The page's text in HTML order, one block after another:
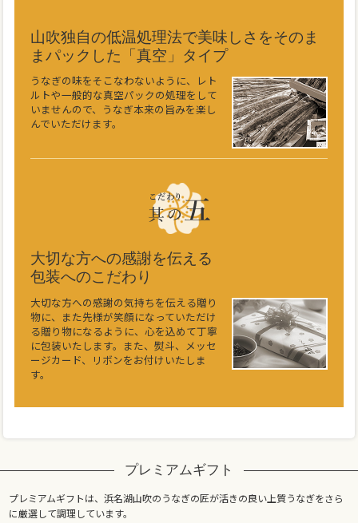
山吹独自の低温処理法で美味しさをそのま
まパックした「真空」タイプ
うなぎの味をそこなわないように、レト
ルトや一般的な真空パックの処理をして
いませんので、うなぎ本来の旨みを楽し
んでいただけます。
大切な方への感謝を伝える
包装へのこだわり
大切な方への感謝の気持ちを伝える贈り
物に、また先様が笑顔になっていただけ
る贈り物になるように、心を込めて丁寧
に包装いたします。また、熨斗、メッセ
ージカード、リボンをお付けいたしま
す。
プレミアムギフト
プレミアムギフトは、浜名湖山吹のうなぎの匠が活きの良い上質うなぎをさら
に厳選して調理しています。